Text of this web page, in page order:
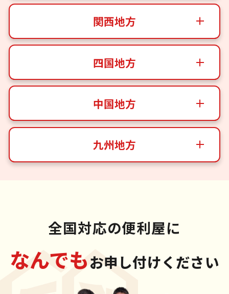
関西地方
四国地方
中国地方
九州地方
全国対応の便利屋に
なんでもお申し付けください